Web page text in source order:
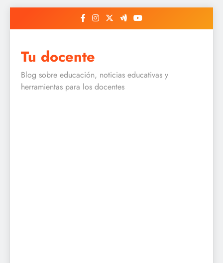
Tu docente
Blog sobre educación, noticias educativas y
herramientas para los docentes